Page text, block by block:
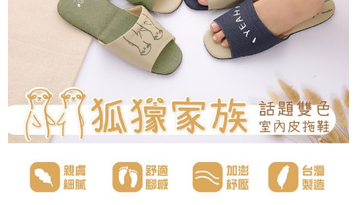
權轉讓予恩沛科技股份有限公司。
２．關於個人資料處理事宜，請瀏覽以下網址：
https://aftee.tw/terms/#terms3
３．未成年的使用者請事先徵得法定代理人或監護人之同意方可使用
「AFTEE先享後付」，若未經同意申辦者引起之損失，本公司不負相關責
４．使用「AFTEE先享後付」時，將依據個別帳號之用戶狀況，依本公司即
時審查核予不同之上限額度；若仍有額度不足之情形，本公司將視審查結果
請求用戶進行身份認證。
５．嚴禁一人註冊多個帳號或使用他人資訊註冊。若發現惡意使用之情形，
每筆NT$150，滿NT$800(含以上)免運費